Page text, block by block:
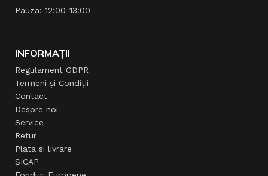
Pauza: 12:00-13:00
INFORMAȚII
Regulament GDPR
Termeni și Condiții
Contact
Despre noi
Service
Retur
Plata si livrare
SICAP